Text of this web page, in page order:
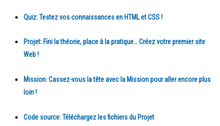
Quiz:Testez vos connaissances en HTML et CSS !
Projet: Fini la théorie, place à la pratique… Créez votre premier site
Web !
Mission:Cassez-vous la tête avec la Mission pour aller encore plus
loin !
Code source: Téléchargez les fichiers du Projet